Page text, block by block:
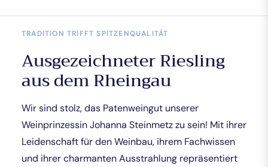
TRADITION TRIFFT SPITZENQUALITÄT
Ausgezeichneter Riesling
aus dem Rheingau
Wir sind stolz, das Patenweingut unserer
Weinprinzessin Johanna Steinmetz zu sein! Mit ihrer
Leidenschaft für den Weinbau, ihrem Fachwissen
und ihrer charmanten Ausstrahlung repräsentiert